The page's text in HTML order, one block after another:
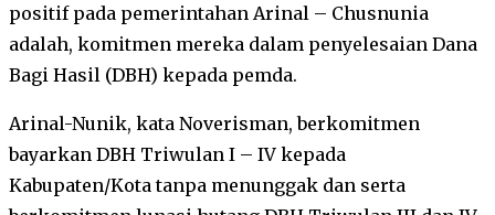
positif pada pemerintahan Arinal – Chusnunia
adalah, komitmen mereka dalam penyelesaian Dana
Bagi Hasil (DBH) kepada pemda.
Arinal-Nunik, kata Noverisman, berkomitmen
bayarkan DBH Triwulan I – IV kepada
Kabupaten/Kota tanpa menunggak dan serta